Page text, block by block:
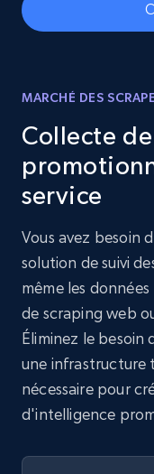
MARCHÉ DES
Collecte
service
Vous avez besoin
solution de suivi
même les
de scraping web
Éliminez le besoin
une infrastructure
nécessaire pour
d'intelligence